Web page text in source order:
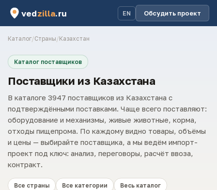
vedzilla.ru EN Обсудить проект
Каталог/Страны/Казахстан
Каталог поставщиков
Поставщики из Казахстана
В каталоге 3947 поставщиков из Казахстана с
подтверждёнными поставками. Чаще всего поставляют:
оборудование и механизмы, живые животные, корма,
отходы пищепрома. По каждому видно товары, объёмы
и цены — выбирайте поставщика, а мы ведём импорт-
проект под ключ: анализ, переговоры, расчёт ввоза,
контракт.
Все страны Все категории Весь каталог